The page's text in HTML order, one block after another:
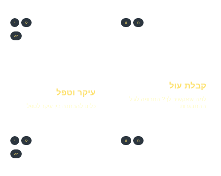
ח ט
קבלת עול
למה שאקשיב לך? התרופה לגיל
ההתבגרות
ט י
יא
עיקר וטפל
כלים להבחנה בין עיקר לטפל
ח ט ט י
יא